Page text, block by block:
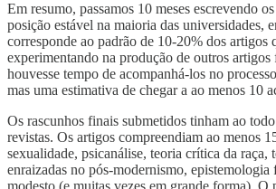
Em resumo, passamos 10 meses escrevendo
posição estável na maioria das universidades,
corresponde ao padrão de 10-20% dos
experimentando na produção de outros
houvesse tempo de acompanhá-los no
mas uma estimativa de chegar a ao menos 10
Os rascunhos finais submetidos tinham ao
revistas. Os artigos compreendiam ao menos
sexualidade, psicanálise, teoria crítica da
enraizadas no pós-modernismo,